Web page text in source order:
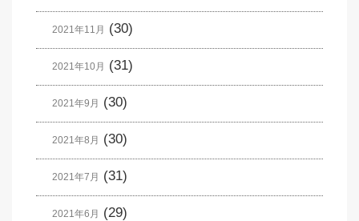
2021年11月 (30)
2021年10月 (31)
2021年9月 (30)
2021年8月 (30)
2021年7月 (31)
2021年6月 (29)